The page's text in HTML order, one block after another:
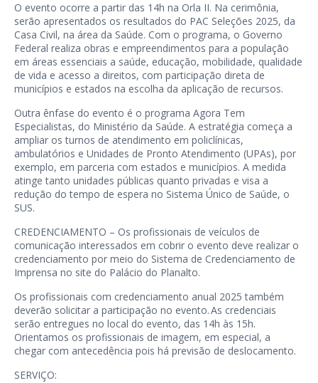
O evento ocorre a partir das 14h na Orla II. Na cerimônia,
serão apresentados os resultados do PAC Seleções 2025, da
Casa Civil, na área da Saúde. Com o programa, o Governo
Federal realiza obras e empreendimentos para a população
em áreas essenciais a saúde, educação, mobilidade, qualidade
de vida e acesso a direitos, com participação direta de
municípios e estados na escolha da aplicação de recursos.
Outra ênfase do evento é o programa Agora Tem
Especialistas, do Ministério da Saúde. A estratégia começa a
ampliar os turnos de atendimento em policlínicas,
ambulatórios e Unidades de Pronto Atendimento (UPAs), por
exemplo, em parceria com estados e municípios. A medida
atinge tanto unidades públicas quanto privadas e visa a
redução do tempo de espera no Sistema Único de Saúde, o
SUS.
CREDENCIAMENTO – Os profissionais de veículos de
comunicação interessados em cobrir o evento deve realizar o
credenciamento por meio do Sistema de Credenciamento de
Imprensa no site do Palácio do Planalto.
Os profissionais com credenciamento anual 2025 também
deverão solicitar a participação no evento. As credenciais
serão entregues no local do evento, das 14h às 15h.
Orientamos os profissionais de imagem, em especial, a
chegar com antecedência pois há previsão de deslocamento.
SERVIÇO: